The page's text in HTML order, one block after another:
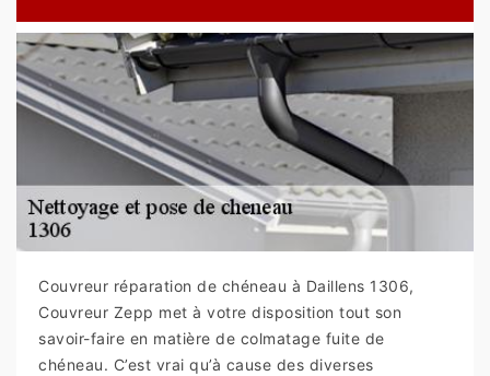
Couvreur réparation de chéneau à Daillens 1306,
Couvreur Zepp met à votre disposition tout son
savoir-faire en matière de colmatage fuite de
chéneau. C’est vrai qu’à cause des diverses